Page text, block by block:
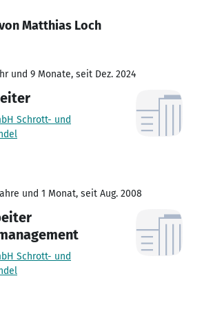
Matthias Loch
und 9 Monate, seit Dez. 2024
Schrott- und
und 1 Monat, seit Aug. 2008
Schrott- und